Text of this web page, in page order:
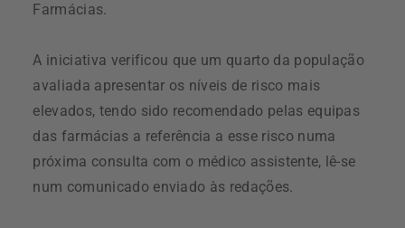
Farmácias.
A iniciativa verificou que um quarto da população
avaliada apresentar os níveis de risco mais
elevados, tendo sido recomendado pelas equipas
das farmácias a referência a esse risco numa
próxima consulta com o médico assistente, lê-se
num comunicado enviado às redações.